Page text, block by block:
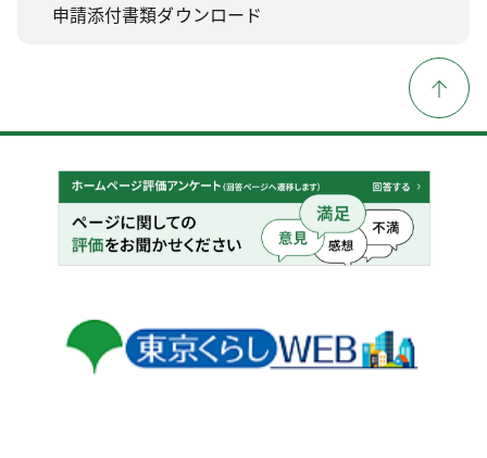
申請添付書類ダウンロード